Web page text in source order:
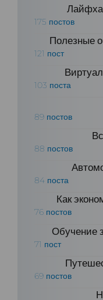
175 постов
Полезные
121 пост
103 поста
89 постов
88 постов
84 поста
Как
76 постов
Обучение
71 пост
69 постов